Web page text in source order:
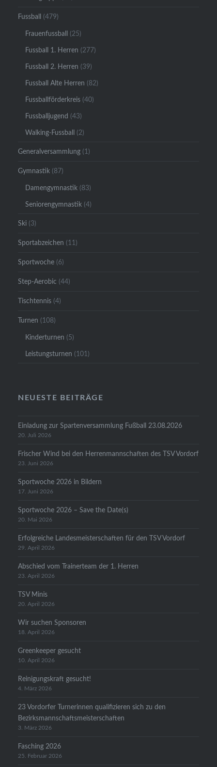
Fussball (479)
Frauenfussball (25)
Fussball 1. Herren (277)
Fussball 2. Herren (39)
Fussball Alte Herren (82)
Fussballförderkreis (40)
Fussballjugend (43)
Walking-Fussball (2)
Generalversammlung (1)
Gymnastik (87)
Damengymnastik (83)
Seniorengymnastik (4)
Ski (3)
Sportabzeichen (11)
Sportwoche (6)
Step-Aerobic (44)
Tischtennis (4)
Turnen (108)
Kinderturnen (5)
Leistungsturnen (101)
NEUESTE BEITRÄGE
Einladung zur Spartenversammlung Fußball 23.08.2026
20. Juli 2026
Frischer Wind bei den Herrenmannschaften des TSV Vordorf
23. Juni 2026
Sportwoche 2026 in Bildern
17. Juni 2026
Sportwoche 2026 – Save the Date(s)
20. Mai 2026
Erfolgreiche Landesmeisterschaften für den TSV Vordorf
29. April 2026
Abschied vom Trainerteam der 1. Herren
23. April 2026
TSV Minis
20. April 2026
Wir suchen Sponsoren
18. April 2026
Greenkeeper gesucht
10. April 2026
Reinigungskraft gesucht!
4. März 2026
23 Vordorfer Turnerinnen qualifizieren sich zu den
Bezirksmannschaftsmeisterschaften
3. März 2026
Fasching 2026
25. Februar 2026